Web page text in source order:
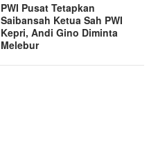
PWI Pusat Tetapkan
Saibansah Ketua Sah PWI
Kepri, Andi Gino Diminta
Melebur